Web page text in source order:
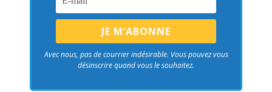
Avec nous, pas de courrier indésirable. Vous pouvez vous
désinscrire quand vous le souhaitez.